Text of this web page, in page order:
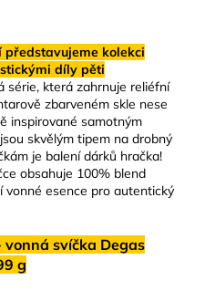
představujeme kolekci
díly pěti
série, která zahrnuje reliéfní
zbarveném skle nese
inspirované samotným
skvělým tipem na drobný
je balení dárků hračka!
obsahuje 100% blend
vonné esence pro autentický
svíčka Degas
g